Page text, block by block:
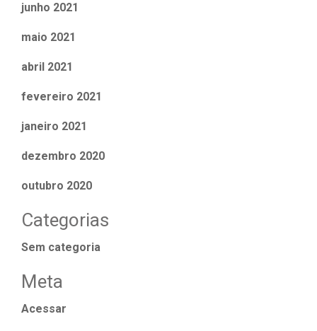
junho 2021
maio 2021
abril 2021
fevereiro 2021
janeiro 2021
dezembro 2020
outubro 2020
Categorias
Sem categoria
Meta
Acessar